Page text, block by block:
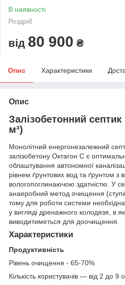
В наявності
Роздріб
від 80 900 ₴
Опис Характеристики
Опис
Залізобетонний
м³)
Монолітний енергонезалежний
залізобетону Октагон С є
облаштування автономної
рівнем ґрунтових вод та ґрунтом з
вологопоглинаючою здатністю. У
анаеробний метод очищення
тому для роботи системи необхідна
у вигляді дренажного колодязя, в
виводитиметься для доочищення.
Характеристики
Продуктивність
Рівень очищення - 65-70%
Кількість користувачів — від 2 до 9